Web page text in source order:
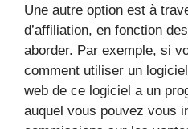
Une autre option est à
d’affiliation, en fonction
aborder. Par exemple, si
comment utiliser un
web de ce logiciel a un
auquel vous pouvez vous